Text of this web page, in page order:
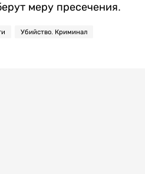
меру пресечения.
Убийство. Криминал